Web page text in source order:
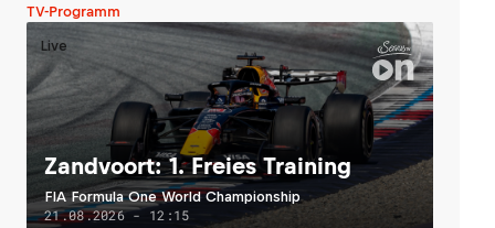
TV-Programm
Live
Zandvoort: 1. Freies Training
FIA Formula One World Championship
21.08.2026 - 12:15